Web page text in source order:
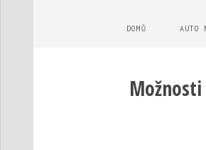
DOMŮ AUTO